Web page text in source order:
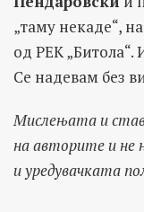
„таму некаде“,
од РЕК „Битола“.
Се надевам без
Мислењата и
на авторите и не
и уредувачката